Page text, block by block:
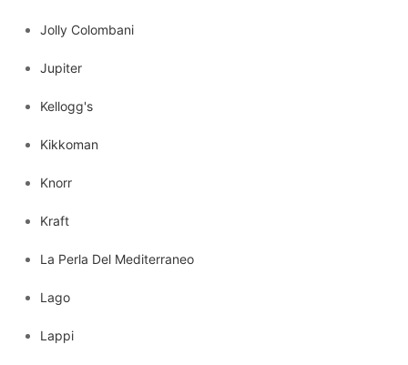
Jolly Colombani
Jupiter
Kellogg's
Kikkoman
Knorr
Kraft
La Perla Del Mediterraneo
Lago
Lappi